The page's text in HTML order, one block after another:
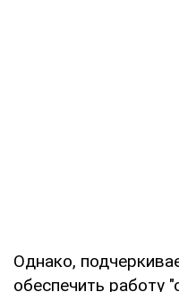
Однако,
обеспечить работу